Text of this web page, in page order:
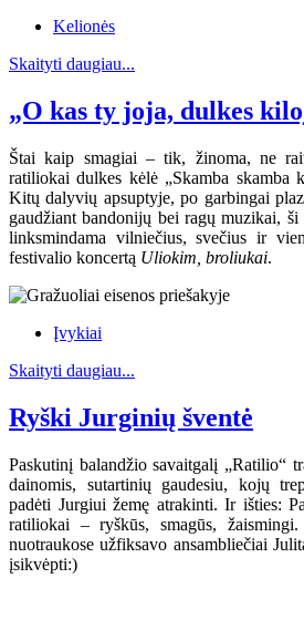
Kelionės
Skaityti daugiau...
„O kas ty joja, dulkes
Štai kaip smagiai – tik, žinoma, ne
ratiliokai dulkes kėlė „Skamba skamba
Kitų dalyvių apsuptyje, po garbingai
gaudžiant bandonijų bei ragų muzikai,
linksmindama vilniečius, svečius ir
festivalio koncertą Uliokim, broliukai.
Įvykiai
Skaityti daugiau...
Ryški Jurginių šventė
Paskutinį balandžio savaitgalį „Ratilio“
dainomis, sutartinių gaudesiu, kojų
padėti Jurgiui žemę atrakinti. Ir išties:
ratiliokai – ryškūs, smagūs,
nuotraukose užfiksavo ansambliečiai
įsikvėpti:)